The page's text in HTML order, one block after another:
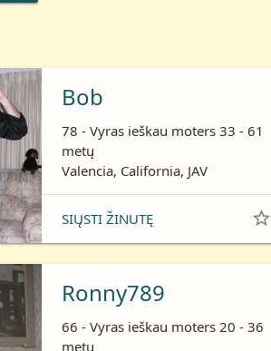
Bob
78 - Vyras ieškau moters 33 - 61
metų
Valencia, California, JAV
SIŲSTI ŽINUTĘ 
Ronny789
66 - Vyras ieškau moters 20 - 36
metų